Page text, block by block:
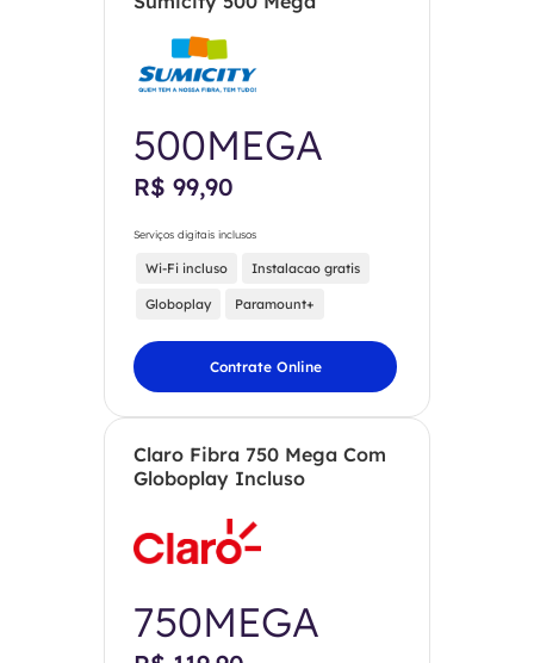
500MEGA
R$ 99,90
Serviços digitais inclusos
Wi-Fi incluso Instalacao gratis
Globoplay Paramount+
Contrate Online
Claro Fibra 750 Mega Com
Globoplay Incluso
750MEGA